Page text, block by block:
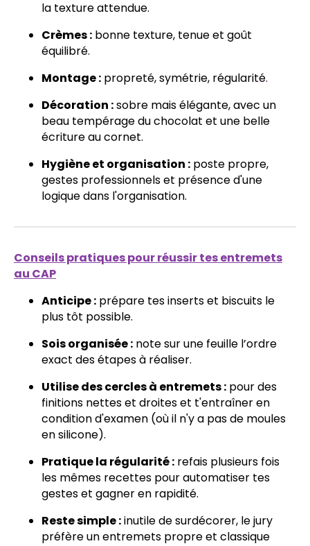
la texture attendue.
Crèmes : bonne texture, tenue et goût
équilibré.
Montage : propreté, symétrie, régularité.
Décoration :sobre mais élégante, avec un
beau tempérage du chocolat et une belle
écriture au cornet.
Hygiène et organisation : poste propre,
gestes professionnels et présence d'une
logique dans l'organisation.
Conseils pratiques pour réussir tes entremets
au CAP
Anticipe : prépare tes inserts et biscuits le
plus tôt possible.
Sois organisée : note sur une feuille l’ordre
exact des étapes à réaliser.
Utilise des cercles à entremets : pour des
finitions nettes et droites et t'entraîner en
condition d'examen (où il n'y a pas de moules
en silicone).
Pratique la régularité : refais plusieurs fois
les mêmes recettes pour automatiser tes
gestes et gagner en rapidité.
Reste simple :inutile de surdécorer, le jury
préfère un entremets propre et classique